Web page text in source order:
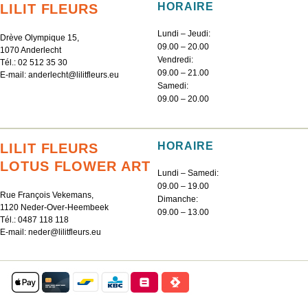
LILIT FLEURS
Drève Olympique 15,
1070 Anderlecht
Tél.: 02 512 35 30
E-mail: anderlecht@lilitfleurs.eu
HORAIRE
Lundi – Jeudi:
09.00 – 20.00
Vendredi:
09.00 – 21.00
Samedi:
09.00 – 20.00
LILIT FLEURS
LOTUS FLOWER ART
Rue François Vekemans,
1120 Neder-Over-Heembeek
Tél.: 0487 118 118
E-mail: neder@lilitfleurs.eu
HORAIRE
Lundi – Samedi:
09.00 – 19.00
Dimanche:
09.00 – 13.00